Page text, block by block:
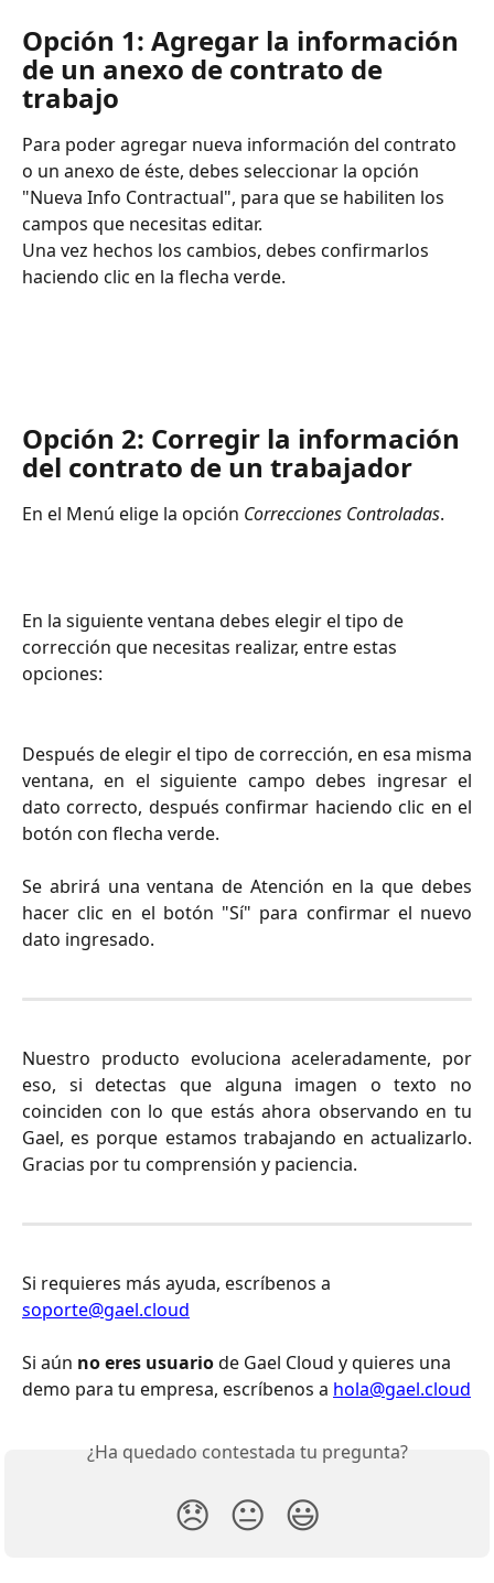
Opción 1: Agregar la información
de un anexo de contrato de
trabajo
Para poder agregar nueva información del contrato
o un anexo de éste, debes seleccionar la opción
"Nueva Info Contractual", para que se habiliten los
campos que necesitas editar.
Una vez hechos los cambios, debes confirmarlos
haciendo clic en la flecha verde.
Opción 2: Corregir la información
del contrato de un trabajador
En el Menú elige la opción Correcciones Controladas.
En la siguiente ventana debes elegir el tipo de
corrección que necesitas realizar, entre estas
opciones:
Después de elegir el tipo de corrección, en esa misma
ventana, en el siguiente campo debes ingresar el
dato correcto, después confirmar haciendo clic en el
botón con flecha verde.
Se abrirá una ventana de Atención en la que debes
hacer clic en el botón "Sí" para confirmar el nuevo
dato ingresado.
Nuestro producto evoluciona aceleradamente, por
eso, si detectas que alguna imagen o texto no
coinciden con lo que estás ahora observando en tu
Gael, es porque estamos trabajando en actualizarlo.
Gracias por tu comprensión y paciencia.
Si requieres más ayuda, escríbenos a
soporte@gael.cloud
Si aún no eres usuario de Gael Cloud y quieres una
demo para tu empresa, escríbenos a hola@gael.cloud
¿Ha quedado contestada tu pregunta?
😞 😐 😃